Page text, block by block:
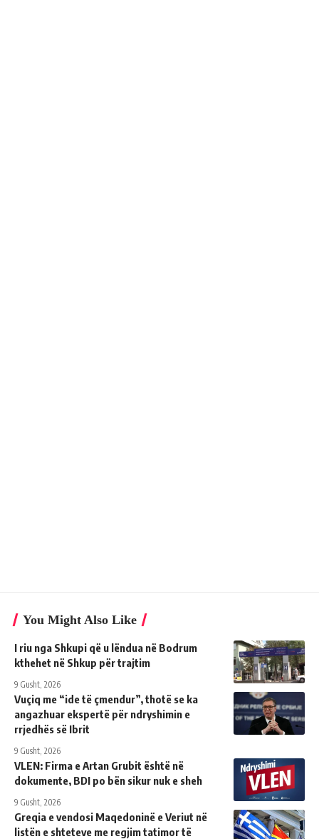
You Might Also Like
I riu nga Shkupi që u lëndua në Bodrum
kthehet në Shkup për trajtim
9 Gusht, 2026
Vuçiq me “ide të çmendur”, thotë se ka
angazhuar ekspertë për ndryshimin e
rrjedhës së Ibrit
9 Gusht, 2026
VLEN: Firma e Artan Grubit është në
dokumente, BDI po bën sikur nuk e sheh
9 Gusht, 2026
Greqia e vendosi Maqedoninë e Veriut në
listën e shteteve me regjim tatimor të